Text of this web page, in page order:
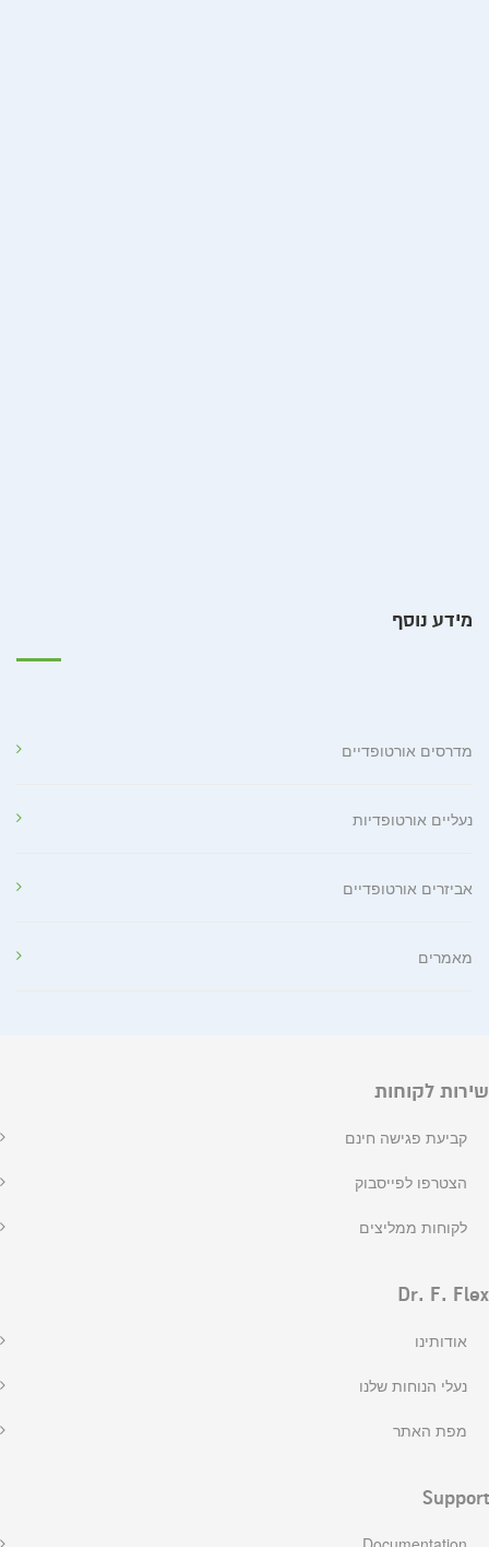
מידע נוסף
מדרסים אורטופדיים
נעליים אורטופדיות
אביזרים אורטופדיים
מאמרים
שירות לקוחות
קביעת פגישה חינם
הצטרפו לפייסבוק
לקוחות ממליצים
Dr. F. Flex
אודותינו
נעלי הנוחות שלנו
מפת האתר
Support